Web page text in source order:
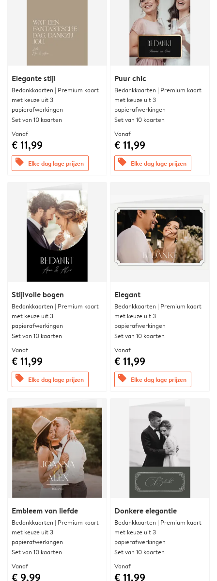
Elegante stijl
Bedankkaarten | Premium kaart
met keuze uit 3
papierafwerkingen
Set van 10 kaarten
Vanaf
€ 11,99
offers Elke dag lage prijzen
Puur chic
Bedankkaarten | Premium kaart
met keuze uit 3
papierafwerkingen
Set van 10 kaarten
Vanaf
€ 11,99
offers Elke dag lage prijzen
Stijlvolle bogen
Bedankkaarten | Premium kaart
met keuze uit 3
papierafwerkingen
Set van 10 kaarten
Vanaf
€ 11,99
offers Elke dag lage prijzen
Elegant
Bedankkaarten | Premium kaart
met keuze uit 3
papierafwerkingen
Set van 10 kaarten
Vanaf
€ 11,99
offers Elke dag lage prijzen
Embleem van liefde
Bedankkaarten | Premium kaart
met keuze uit 3
papierafwerkingen
Set van 10 kaarten
Vanaf
€ 9,99
Donkere elegantie
Bedankkaarten | Premium kaart
met keuze uit 3
papierafwerkingen
Set van 10 kaarten
Vanaf
€ 11,99